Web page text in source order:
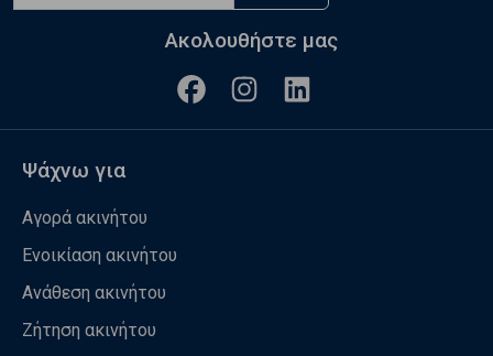
Ακολουθήστε μας
Ψάχνω για
Αγορά ακινήτου
Ενοικίαση ακινήτου
Ανάθεση ακινήτου
Ζήτηση ακινήτου